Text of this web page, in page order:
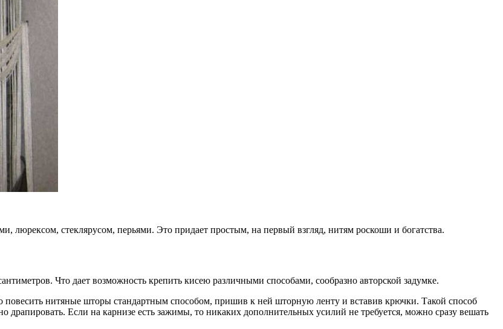
стеклярусом, перьями. Это придает простым, на первый взгляд, нитям роскоши и богатства.
Что дает возможность крепить кисею различными способами, сообразно авторской задумке.
нитяные шторы стандартным способом, пришив к ней шторную ленту и вставив крючки. Такой способ
драпировать. Если на карнизе есть зажимы, то никаких дополнительных усилий не требуется, можно сразу вешать